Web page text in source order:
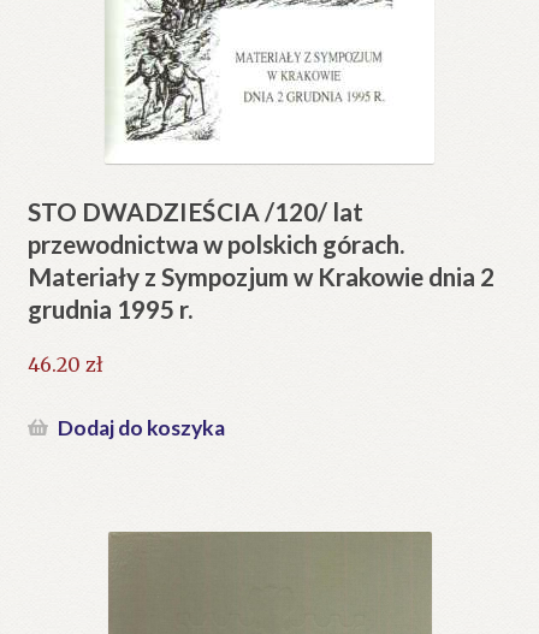
STO DWADZIEŚCIA /120/ lat
przewodnictwa w polskich górach.
Materiały z Sympozjum w Krakowie dnia 2
grudnia 1995 r.
46.20 zł
Dodaj do koszyka